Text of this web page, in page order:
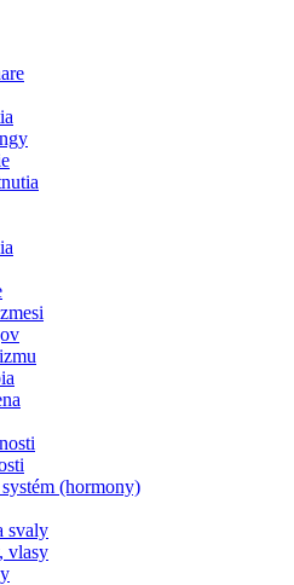
(hormony)
svaly
vlasy